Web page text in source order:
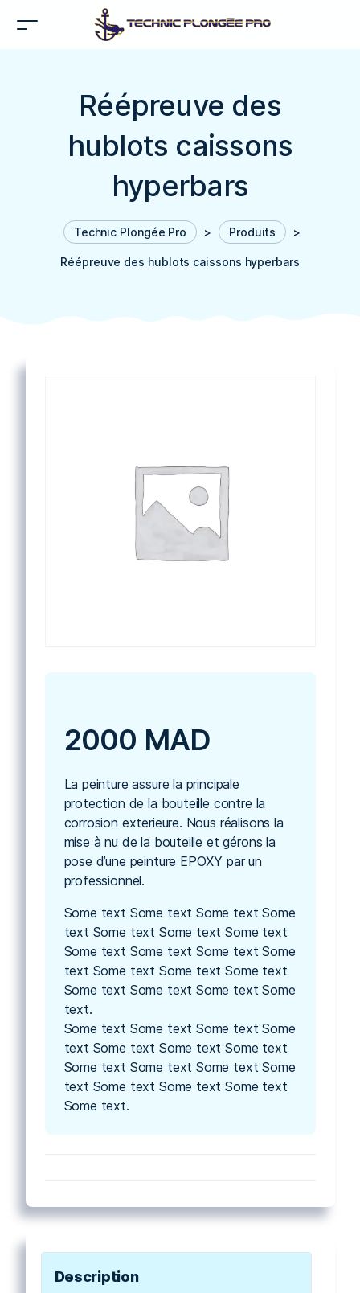
Réépreuve des
hublots caissons
hyperbars
Technic Plongée Pro > Produits >
Réépreuve des hublots caissons hyperbars
2000 MAD
La peinture assure la principale
protection de la bouteille contre la
corrosion exterieure. Nous réalisons la
mise à nu de la bouteille et gérons la
pose d’une peinture EPOXY par un
professionnel.
Some text Some text Some text Some
text Some text Some text Some text
Some text Some text Some text Some
text Some text Some text Some text
Some text Some text Some text Some
text.
Some text Some text Some text Some
text Some text Some text Some text
Some text Some text Some text Some
text Some text Some text Some text
Some text.
Description